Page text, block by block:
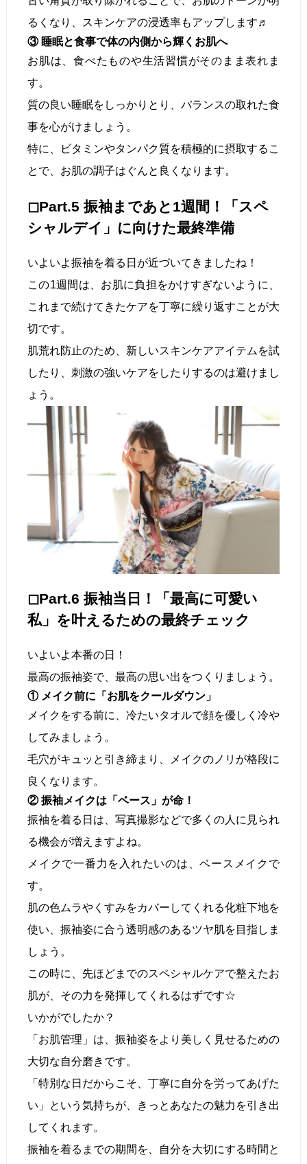
るくなり、スキンケアの浸透率もアップします♬
③ 睡眠と食事で体の内側から輝くお肌へ
お肌は、食べたものや生活習慣がそのまま表れま
す。
質の良い睡眠をしっかりとり、バランスの取れた食
事を心がけましょう。
特に、ビタミンやタンパク質を積極的に摂取するこ
とで、お肌の調子はぐんと良くなります。
◻︎Part.5 振袖まであと1週間！「スペ
シャルデイ」に向けた最終準備
いよいよ振袖を着る日が近づいてきましたね！
この1週間は、お肌に負担をかけすぎないように、
これまで続けてきたケアを丁寧に繰り返すことが大
切です。
肌荒れ防止のため、新しいスキンケアアイテムを試
したり、刺激の強いケアをしたりするのは避けまし
ょう。
◻︎Part.6 振袖当日！「最高に可愛い
私」を叶えるための最終チェック
いよいよ本番の日！
最高の振袖姿で、最高の思い出をつくりましょう。
① メイク前に「お肌をクールダウン」
メイクをする前に、冷たいタオルで顔を優しく冷や
してみましょう。
毛穴がキュッと引き締まり、メイクのノリが格段に
良くなります。
② 振袖メイクは「ベース」が命！
振袖を着る日は、写真撮影などで多くの人に見られ
る機会が増えますよね。
メイクで一番力を入れたいのは、ベースメイクで
す。
肌の色ムラやくすみをカバーしてくれる化粧下地を
使い、振袖姿に合う透明感のあるツヤ肌を目指しま
しょう。
この時に、先ほどまでのスペシャルケアで整えたお
肌が、その力を発揮してくれるはずです☆
いかがでしたか？
「お肌管理」は、振袖姿をより美しく見せるための
大切な自分磨きです。
「特別な日だからこそ、丁寧に自分を労ってあげた
い」という気持ちが、きっとあなたの魅力を引き出
してくれます。
振袖を着るまでの期間を、自分を大切にする時間と